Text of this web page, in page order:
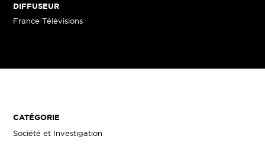
DIFFUSEUR
France Télévisions
CATÉGORIE
Société et Investigation